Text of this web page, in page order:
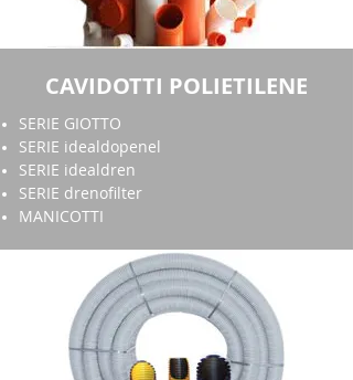
CAVIDOTTI POLIETILENE
SERIE GIOTTO
SERIE idealdopenel
SERIE idealdren
SERIE drenofilter
MANICOTTI